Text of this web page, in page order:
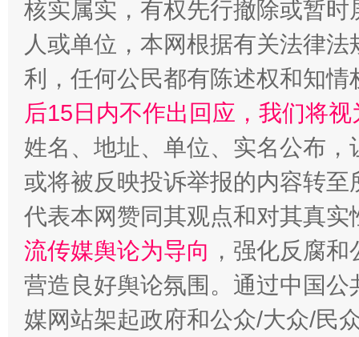
核实属实，有权先行撤除或暂
人或单位，本网根据有关法律
利，任何公民都有陈述权和知情
后15日内不作出回应，我们将
姓名、地址、单位、实名公布
或将被反映投诉举报的内容转
代表本网赞同其观点和对其真实
流传媒舆论为导向 ，强化反腐
营造良好舆论氛围。通过中国
媒网站架起政府和公众/大众/民